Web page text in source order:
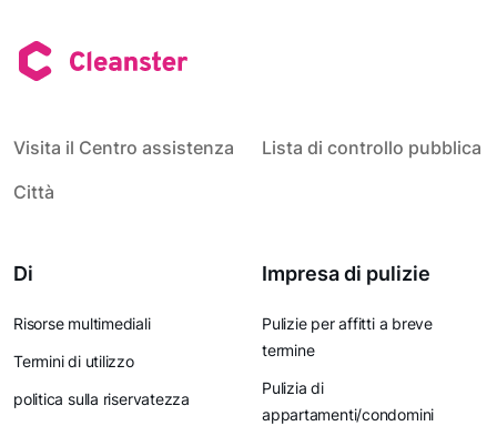
Visita il Centro assistenza
Lista di controllo pubblica
Città
Di
Risorse multimediali
Termini di utilizzo
politica sulla riservatezza
Impresa di pulizie
Pulizie per affitti a breve
termine
Pulizia di
appartamenti/condomini